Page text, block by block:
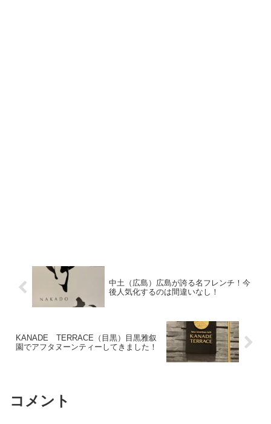
中土（広島）広島が誇る名フレンチ！今
後人気化するのは間違いなし！
KANADE TERRACE（目黒）目黒雅叙
園でアフタヌーンティーしてきました！
コメント